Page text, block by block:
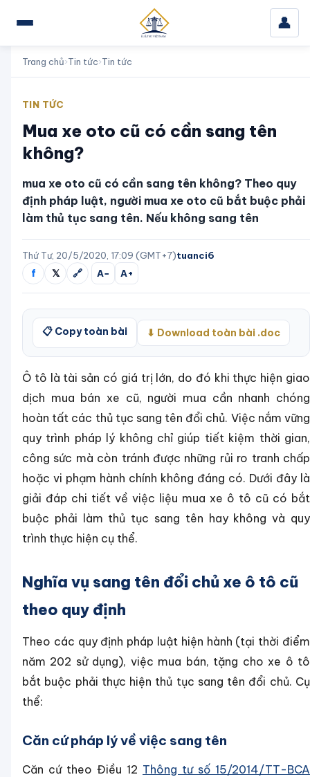
👤
Trang chủ›Tin tức›Tin tức
TIN TỨC
Mua xe oto cũ có cần sang tên
không?
mua xe oto cũ có cần sang tên không? Theo quy
định pháp luật, người mua xe oto cũ bắt buộc phải
làm thủ tục sang tên. Nếu không sang tên
Thứ Tư, 20/5/2020, 17:09 (GMT+7)tuanci6
f 𝕏 🔗 A− A+
📋 Copy toàn bài ⬇ Download toàn bài .doc
Ô tô là tài sản có giá trị lớn, do đó khi thực hiện giao
dịch mua bán xe cũ, người mua cần nhanh chóng
hoàn tất các thủ tục sang tên đổi chủ. Việc nắm vững
quy trình pháp lý không chỉ giúp tiết kiệm thời gian,
công sức mà còn tránh được những rủi ro tranh chấp
hoặc vi phạm hành chính không đáng có. Dưới đây là
giải đáp chi tiết về việc liệu mua xe ô tô cũ có bắt
buộc phải làm thủ tục sang tên hay không và quy
trình thực hiện cụ thể.
Nghĩa vụ sang tên đổi chủ xe ô tô cũ
theo quy định
Theo các quy định pháp luật hiện hành (tại thời điểm
năm 202 sử dụng), việc mua bán, tặng cho xe ô tô
bắt buộc phải thực hiện thủ tục sang tên đổi chủ. Cụ
thể:
Căn cứ pháp lý về việc sang tên
Căn cứ theo Điều 12 Thông tư số 15/2014/TT-BCA